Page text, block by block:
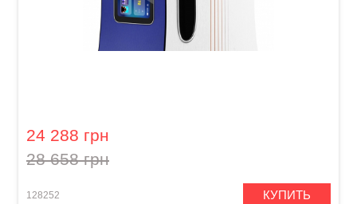
24 288 грн
28 658 грн
128252 КУПИТЬ